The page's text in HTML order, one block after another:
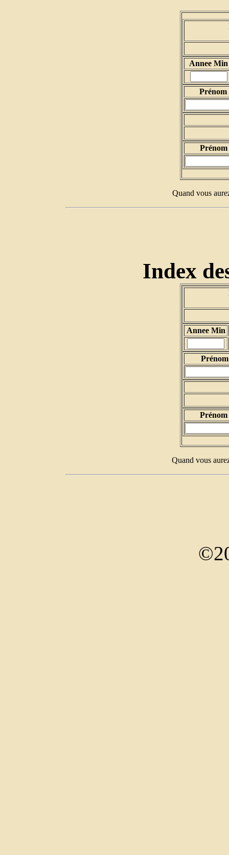
Annee Min
Prénom
Prénom
Quand vous
Index
Annee Min
Prénom
Quand vous